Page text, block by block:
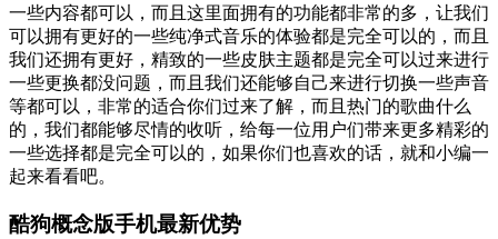
一些内容都可以，而且这里面拥有的功能都非常的多，让我们
可以拥有更好的一些纯净式音乐的体验都是完全可以的，而且
我们还拥有更好，精致的一些皮肤主题都是完全可以过来进行
一些更换都没问题，而且我们还能够自己来进行切换一些声音
等都可以，非常的适合你们过来了解，而且热门的歌曲什么
的，我们都能够尽情的收听，给每一位用户们带来更多精彩的
一些选择都是完全可以的，如果你们也喜欢的话，就和小编一
起来看看吧。
酷狗概念版手机最新优势